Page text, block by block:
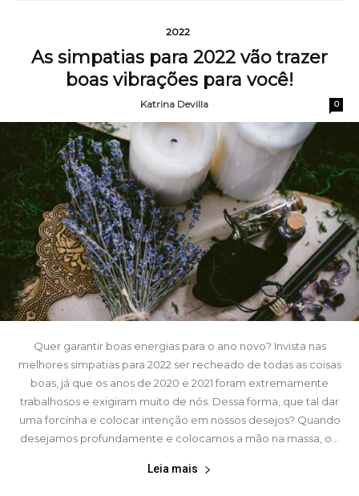
2022
As simpatias para 2022 vão trazer
boas vibrações para você!
Katrina Devilla - 0
Quer garantir boas energias para o ano novo? Invista nas
melhores simpatias para 2022 ser recheado de todas as coisas
boas, já que os anos de 2020 e 2021 foram extremamente
trabalhosos e exigiram muito de nós. Dessa forma, que tal dar
uma forcinha e colocar intenção em nossos desejos? Quando
desejamos profundamente e colocamos a mão na massa, o...
Leia mais